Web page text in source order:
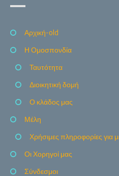
Αρχική-old
Η Ομοσπονδία
Ταυτότητα
Διοικητική δομή
Ο κλάδος μας
Μέλη
Χρήσιμες πληροφορίες για
Οι Χορηγοί μας
Σύνδεσμοι